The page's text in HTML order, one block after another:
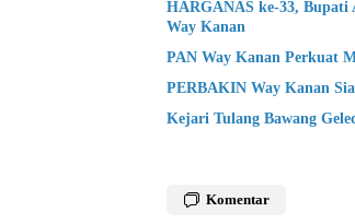
HARGANAS ke-33, Bupati
Way Kanan
PAN Way Kanan Perkuat
PERBAKIN Way Kanan
Kejari Tulang Bawang
Komentar